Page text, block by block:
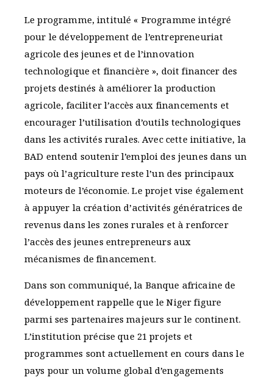
Le programme, intitulé « Programme intégré
pour le développement de l’entrepreneuriat
agricole des jeunes et de l’innovation
technologique et financière », doit financer des
projets destinés à améliorer la production
agricole, faciliter l’accès aux financements et
encourager l’utilisation d’outils technologiques
dans les activités rurales. Avec cette initiative, la
BAD entend soutenir l’emploi des jeunes dans un
pays où l’agriculture reste l’un des principaux
moteurs de l’économie. Le projet vise également
à appuyer la création d’activités génératrices de
revenus dans les zones rurales et à renforcer
l’accès des jeunes entrepreneurs aux
mécanismes de financement.
Dans son communiqué, la Banque africaine de
développement rappelle que le Niger figure
parmi ses partenaires majeurs sur le continent.
L’institution précise que 21 projets et
programmes sont actuellement en cours dans le
pays pour un volume global d’engagements